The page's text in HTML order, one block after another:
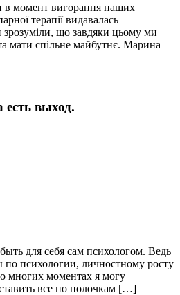
момент вигорання наших
терапії видавалась
що завдяки цьому ми
мати спільне майбутнє. Марина
есть выход.
для себя сам психологом. Ведь
психологии, личностному росту
многих моментах я могу
все по полочкам […]